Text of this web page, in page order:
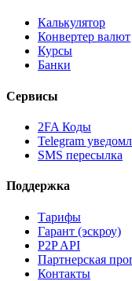
Калькулятор
Конвертер валют
Курсы
Банки
Сервисы
2FA Коды
Telegram
SMS пересылка
Поддержка
Тарифы
Гарант (эскроу)
P2P API
Партнерская
Контакты